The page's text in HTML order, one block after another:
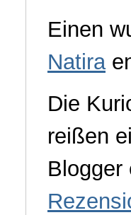
Einen
Natira
Die
reißen